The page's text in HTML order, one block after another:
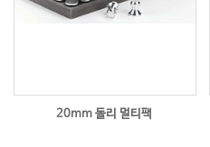
20mm 돌리 멀티팩